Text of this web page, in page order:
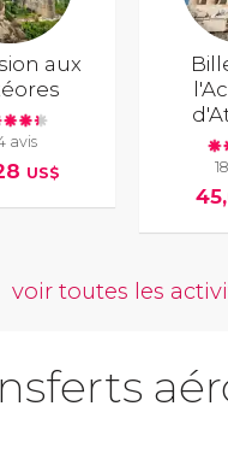
aux
avis
US$
voir toutes les